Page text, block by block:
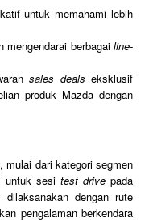
untuk memahami lebih
mengendarai berbagailine-
sales deals eksklusif
produk Mazda dengan
mulai dari kategori segmen
untuk sesi test drive pada
dengan rute
pengalaman berkendara